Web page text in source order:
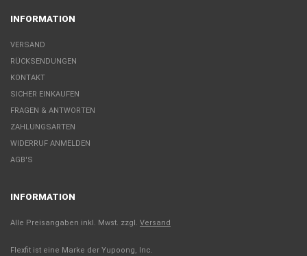
INFORMATION
VERSAND
RÜCKSENDUNGEN
KONTAKT
SICHER EINKAUFEN
FRAGEN & ANTWORTEN
ZAHLUNGSARTEN
WIDERRUF ANMELDEN
AGB'S
INFORMATION
Alle Preisangaben inkl. Mwst. zzgl. Versand
Flexfit ist eine Marke der Yupoong, Inc.